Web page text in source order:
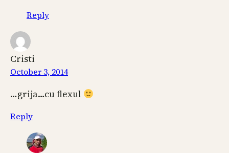
Reply
Cristi
October 3, 2014
…grija…cu flexul
Reply